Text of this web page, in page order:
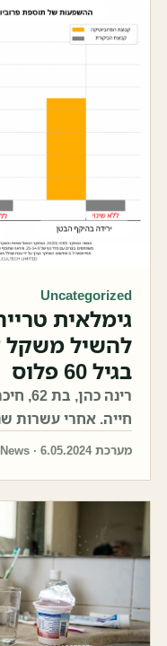
Uncategorized
גימלאית
להשיל משקל
בגיל 60 פלוס
רינה
חייה. אחרי עשרות
מערכת HealthNews · 6.05.2024